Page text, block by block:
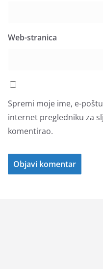
Web-stranica
Spremi moje ime, e-
internet pregledniku za
komentirao.